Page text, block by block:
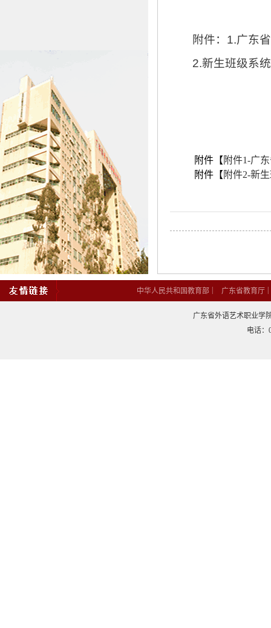
附件：1.广东
2.新生班级系
附件【 附件1-广
附件【 附件2-新
中华人民共和国教育部 广东省教育厅
广东省外语艺术职业学
电话：